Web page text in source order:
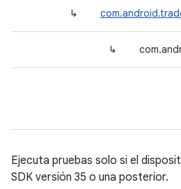
↳
↳
Ejecuta pruebas solo si el
SDK versión 35 o una posterior.